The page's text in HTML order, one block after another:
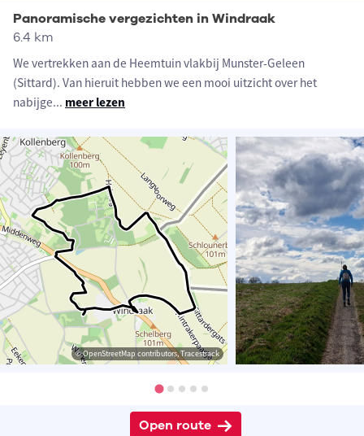
Panoramische vergezichten in Windraak
6.4 km
We vertrekken aan de Heemtuin vlakbij Munster-Geleen
(Sittard). Van hieruit hebben we een mooi uitzicht over het
nabijge... meer lezen
© OpenStreetMap contributors, Tracestrack
Open route